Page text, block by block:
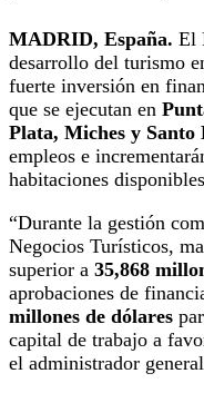
MADRID, España. El
desarrollo del turismo
fuerte inversión en
que se ejecutan en
Plata, Miches y Santo
empleos e
habitaciones
​“Durante la gestión
Negocios Turísticos,
superior a 35,868
aprobaciones de
millones de dólares
capital de trabajo a
el administrador